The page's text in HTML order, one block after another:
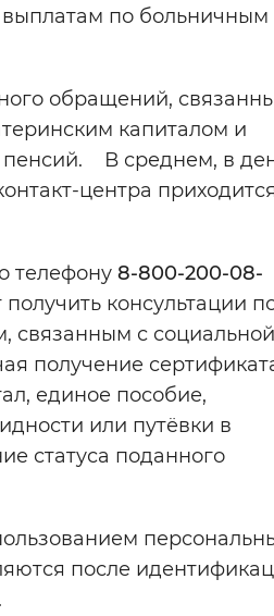
Инверсивный
Изображения
Выключены
Остановить
стандартные настройки
по больничным
обращений,
капиталом и
В среднем, в
центра
телефону 8-800-200-08-
консультации
связанным с социальной
получение
единое пособие,
или путёвки в
статуса поданного
после